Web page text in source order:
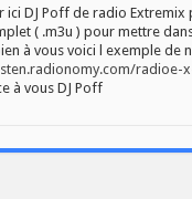
ici DJ Poff de radio
( .m3u ) pour mettre
à vous voici l exemple de
radioe-
à vous DJ Poff